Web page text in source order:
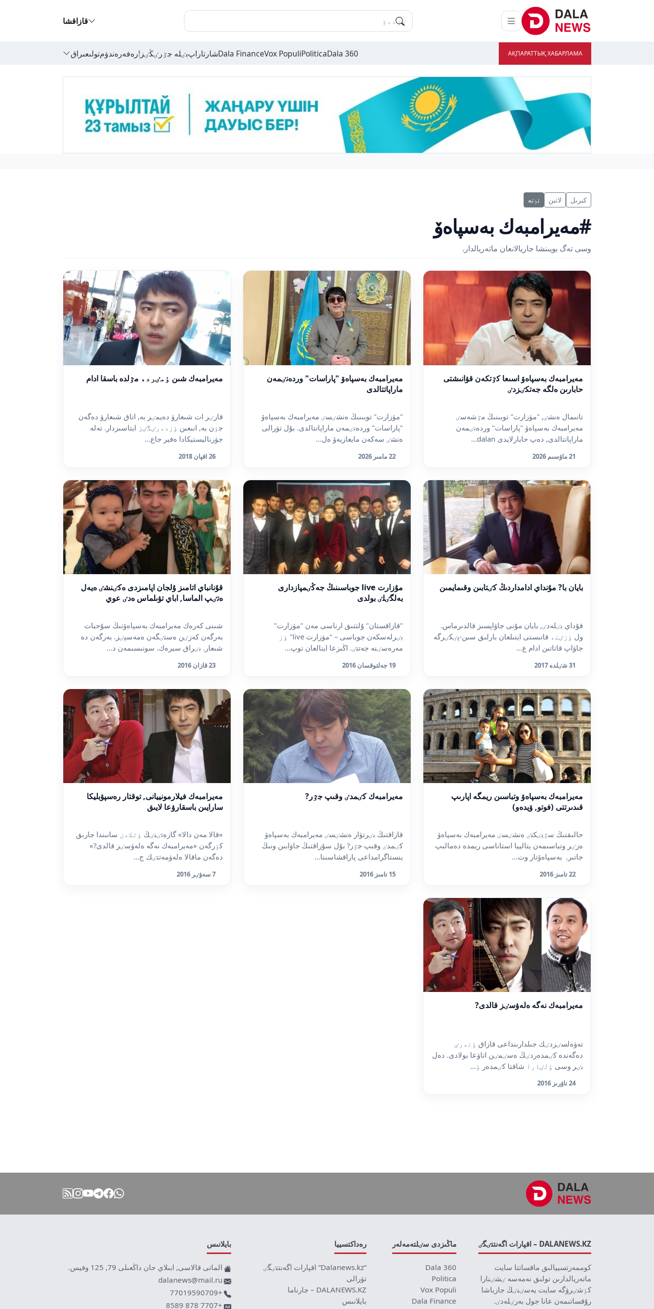
قازاقشا
АҚПАРАТТЫҚ ХАБАРЛАМА
Dala 360
Politica
Vox Populi
Dala Financeشارتاراپبٸلە جٷرٸڭٸز!رەفەرەندۋمتولىعىراق
كىرىل لاتىن تٶتە
#مەيرامبەك بەسپاەۆ
وسى تەگ بويىنشا جاريالانعان ماتەريالدار.
مەيرامبەك بەسپاەۆ اسىعا كٷتكەن قۋانىشتى
حابارىن ەلگە جەتكٸزدٸ
تانىمال ەنشٸ, "مۋزارت" توبىنىڭ مٷشەسٸ
مەيرامبەك بەسپاەۆ "پاراسات" وردەنٸمەن
ماراپاتتالدى, دەپ حابارلايدى dalan...
21 ماۋسىم 2026
مەيرامبەك بەسپاەۆ "پاراسات" وردەنٸمەن
ماراپاتتالدى
"مۋزارت" توبىنىڭ ەنشٸسٸ مەيرامبەك بەسپاەۆ
"پاراسات" وردەنٸمەن ماراپاتتالدى. بۇل تۋرالى
ەنشٸ سەكەن مايعازيەۆ ەل...
22 مامىر 2026
مەيرامبەك شىن ٶمٸردە مٷلدە باسقا ادام
قازٸر ات شىعارۋ دەيمٸز بە, اتاق شىعارۋ دەگەن
جٶن بە, انىعىن ٶزدەرٸڭٸز ايتاسىزدار. تەلە
جۋرناليستيكادا ەفير جاع...
26 اقپان 2018
بايان با? مۇنداي ادامداردىڭ كٸتابىن وقىمايمىن
قۇداي بٸلەدٸ, بايان مۇنى جاۋاپسىز قالدىرماس.
ول ٶزٸنە قاتىستى ايتىلعان بارلىق سىن-پٸكٸرگە
جاۋاپ قاتاتىن ادام ع...
31 شٸلدە 2017
مۇزارت live جوباسىنىڭ جەڭٸمپازدارى
بەلگٸلٸ بولدى
"قازاقستان" ۇلتتىق ارناسى مەن "مۋزارت"
بٸرلەسكەن جوباسى – "مۋزارت live" ٶز
مەرەسٸنە جەتتٸ. اڭىزعا اينالعان توپ...
19 جەلتوقسان 2016
قۇنانباي اتامىز ۇلجان اپامىزدى ەكٸنشٸ ەيەل
ەتٸپ الماسا, اباي تۋىلماس ەدٸ عوي
شىنى كەرەك مەيرامبەك بەسپاەۆتىڭ سۇحبات
بەرگەن كەزٸن ەستٸگەن ەمەسپٸز. بەرگەن دە
شىعار. بٸراق سيرەك. سونىسىمەن د...
23 قازان 2016
مەيرامبەك بەسپاەۆ وتباسىن ريمگە اپارىپ
قىدىرتتى (فوتو, ۆيدەو)
حالىقتىڭ سٷيٸكتٸ ەنشٸسٸ مەيرامبەك بەسپاەۆ
ەزٸر وتباسىمەن يتالييا استاناسى ريمدە دەمالىپ
جاتىر. بەسپاەۆتار وت...
22 تامىز 2016
مەيرامبەك كٸمدٸ وقىپ جٷر?
قازاقتىڭ بٸرتۋار ەنشٸسٸ مەيرامبەك بەسپاەۆ
كٸمدٸ وقىپ جٷر? بۇل سۇراقتىڭ جاۋابىن ونىڭ
ينستاگرامداعى پاراقشاسىنا...
15 تامىز 2016
مەيرامبەك فيلارمونييانى, توقتار رەسپۋبليكا
سارايىن باسقارۋعا لايىق
«قالا مەن دالا» گازەتٸنٸڭ ٶتكەن سانىندا جارىق
كٶرگەن «مەيرامبەك نەگە ەلەۋسٸز قالدى?»
دەگەن ماقالا ەلەۋمەتتٸك ج...
7 سەۋٸر 2016
مەيرامبەك نەگە ەلەۋسٸز قالدى?
تەۋەلسٸزدٸك جىلدارىنداعى قازاق ٶنەرٸ
دەگەندە كٸمدەردٸڭ ەسٸمٸن اتاۋعا بولادى. دەل
بٸر وسى ٶلٸارا شاقتا كٸمدەر ٶ...
24 ناۋرىز 2016
DALANEWS.KZ – اقپارات اگەنتتٸگٸ
كوممەرتسييالىق ماقساتتا سايت
ماتەريالدارىن تولىق نەمەسە ٸشٸنارا
كٶشٸرۋگە سايت يەسٸنٸڭ جازباشا
رۇقساتىمەن عانا جول بەرٸلەدٸ.
ماڭىزدى سٸلتەمەلەر
Dala 360
Politica
Vox Populi
Dala Finance
رەداكتسييا
“Dalanews.kz” اقپارات اگەنتتٸگٸ
تۋرالى
DALANEWS.KZ – جارناما
بايلانىس
بايلانىس
الماتى قالاسى, ابىلاي حان داڭعىلى 79, 125 وفيس.
dalanews@mail.ru
+77019590709
+7707 878 8589